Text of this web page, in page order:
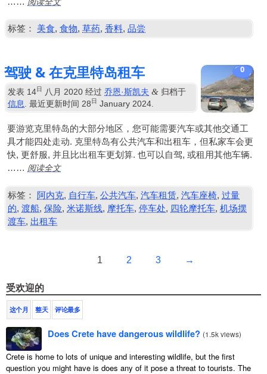
标签： 美食,食物,草药,香料,品尝
0
驾驶 & 在克里特岛租车
发表 14日 八月 2020 经过乔恩·斯凯夫 & 归档于
信息. 最近更新时间28日 January 2024.
要游览克里特岛的大部分地区，您可能需要汽车或其他交通工
具才能四处走动. 克里特岛有公共汽车和出租车，但私家车会更
快, 更舒服, 并且比出租车更划算. 也可以自驾, 或租用其他车辆.
…… 阅读全文
标签： 阿内克, 自行车,公共汽车,汽车租赁,汽车座椅,过量
的,渡船,保险,米诺斯线, 摩托车,停车处, 四轮摩托车,机场摆
渡车, 出租车
1 2 3 →
受欢迎的
这个月 整天 评论最多
Does Crete have dangerous wildlife? (1.5k views)
Crete is home to lots of unique and interesting wildlife, but the first
question you might have is does any of it pose a threat to tourists. The